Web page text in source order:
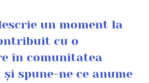
un moment la
cu o
în comunitatea
spune-ne ce anume